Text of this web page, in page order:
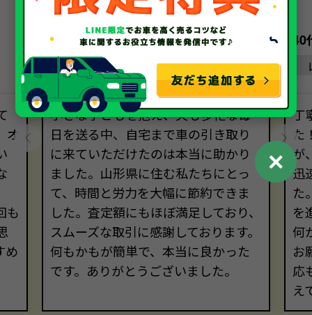
も
め
30代・女性
山形県
小さな子どもを抱え、夫も多忙な毎
日を送る中、自宅まで車の引き取り
に来ていただけたのは本当に助かり
ました。山形県に住む私たちにとっ
て、時間と労力を大幅に節約できま
した。査定額にもほぼ満足しており、
スムーズな取引に感謝しております。
何もかもが簡単で、本当に良かった
です。ありがとうございました。
丁
た
が
迅
た
を
何
お
応
え
✕